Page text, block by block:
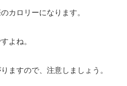
カロリーになります。
よね。
ますので、注意しましょう。